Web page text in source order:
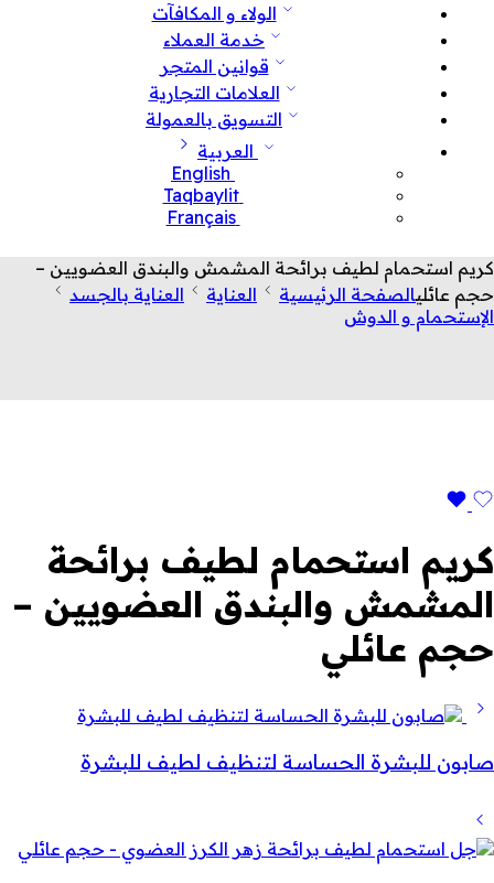
الولاء و المكافآت
خدمة العملاء
قوانين المتجر
العلامات التجارية
التسويق بالعمولة
العربية
English
Taqbaylit
Français
كريم استحمام لطيف برائحة المشمش والبندق العضويين –
حجم عائليالصفحة الرئيسية العناية
العناية بالجسد
الإستحمام و الدوش
كريم استحمام لطيف برائحة
المشمش والبندق العضويين –
حجم عائلي
صابون للبشرة الحساسة لتنظيف لطيف للبشرة